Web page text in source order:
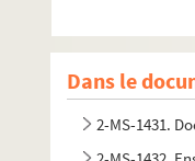
Dans le
Notes de
Ensemble de
2-MS-1431.